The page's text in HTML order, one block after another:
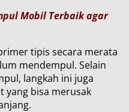
Mobil Terbaik agar
tipis secara merata
mendempul. Selain
langkah ini juga
yang bisa merusak